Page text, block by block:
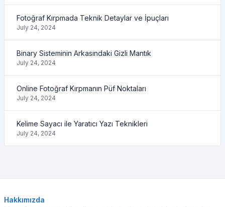
Fotoğraf Kırpmada Teknik Detaylar ve İpuçları
July 24, 2024
Binary Sisteminin Arkasındaki Gizli Mantık
July 24, 2024
Online Fotoğraf Kırpmanın Püf Noktaları
July 24, 2024
Kelime Sayacı ile Yaratıcı Yazı Teknikleri
July 24, 2024
Hakkımızda